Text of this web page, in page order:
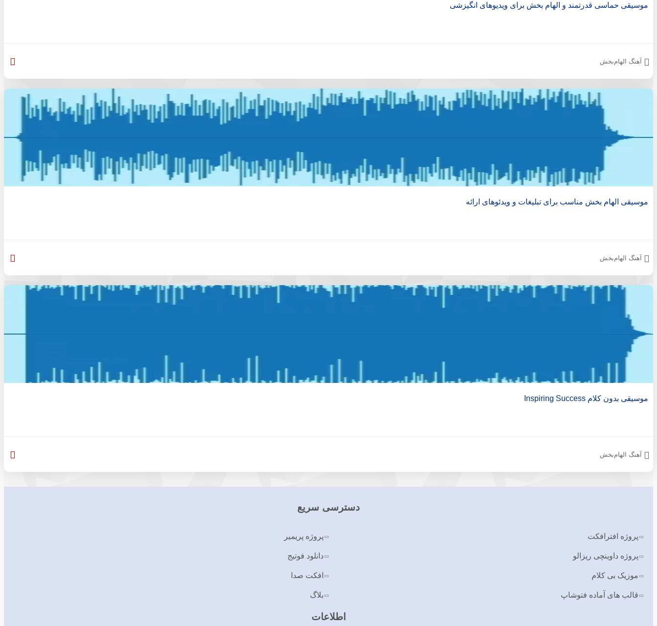
موسیقی حماسی قدرتمند و الهام بخش برای ویدیوهای انگیزشی
آهنگ الهام‌بخش
موسیقی الهام بخش مناسب برای تبلیغات و ویدئوهای ارائه
آهنگ الهام‌بخش
موسیقی بدون کلام Inspiring Success
آهنگ الهام‌بخش
دسترسی سریع
پروژه افترافکت پروژه پریمیر
پروژه داوینچی ریزالو دانلود فوتیج
موزیک بی کلام افکت صدا
قالب های آماده فتوشاپ بلاگ
اطلاعات